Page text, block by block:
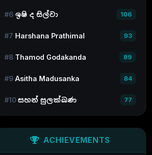
#6 ඉෂි ද සිල්වා 106
#7 Harshana Prathimal 93
#8 Thamod Godakanda 89
#9 Asitha Madusanka 84
#10 සහන් සුලක්ඛණ 77
ACHIEVEMENTS